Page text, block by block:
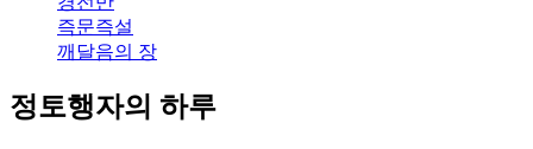
즉문즉설
깨달음의 장
정토행자의 하루